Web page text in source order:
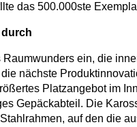
das 500.000ste
durch
ein, die
nächste
Platzangebot im
Gepäckabteil. Die
auf den die